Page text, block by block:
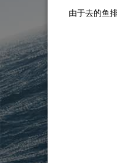
由于去的鱼